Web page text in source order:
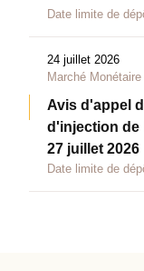
Date limite de
24 juillet 2026
Marché Monétaire
Avis d'appel
d'injection de
27 juillet 2026
Date limite de